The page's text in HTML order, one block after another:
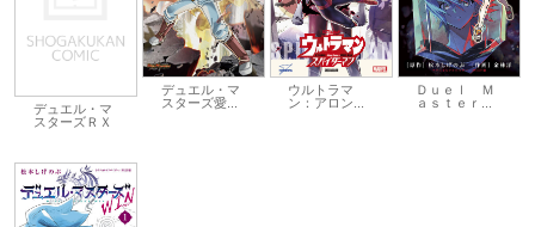
デュエル・マ
スターズＲＸ
デュエル・マ
スターズ愛...
ウルトラマ
ン：アロン...
Ｄｕｅｌ Ｍ
ａｓｔｅｒ...